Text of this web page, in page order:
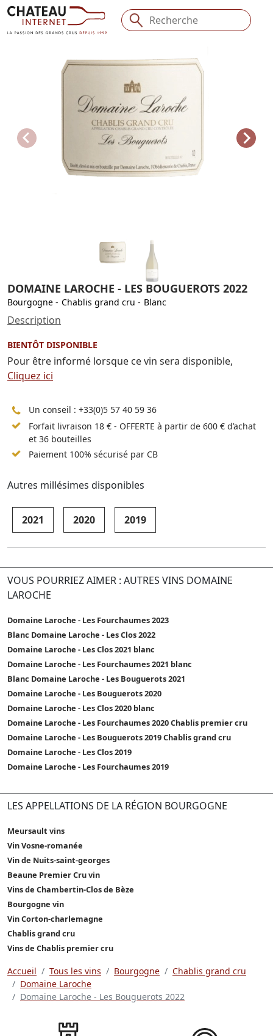
DOMAINE LAROCHE - LES BOUGUEROTS 2022
Bourgogne - Chablis grand cru - Blanc
Description
BIENTÔT DISPONIBLE
Pour être informé lorsque ce vin sera disponible,
Cliquez ici
Un conseil : +33(0)5 57 40 59 36
Forfait livraison 18 € - OFFERTE à partir de 600 € d’achat
et 36 bouteilles
Paiement 100% sécurisé par CB
Autres millésimes disponibles
2021 2020 2019
VOUS POURRIEZ AIMER : AUTRES VINS DOMAINE
LAROCHE
Domaine Laroche - Les Fourchaumes 2023
Blanc Domaine Laroche - Les Clos 2022
Domaine Laroche - Les Clos 2021 blanc
Domaine Laroche - Les Fourchaumes 2021 blanc
Blanc Domaine Laroche - Les Bouguerots 2021
Domaine Laroche - Les Bouguerots 2020
Domaine Laroche - Les Clos 2020 blanc
Domaine Laroche - Les Fourchaumes 2020 Chablis premier cru
Domaine Laroche - Les Bouguerots 2019 Chablis grand cru
Domaine Laroche - Les Clos 2019
Domaine Laroche - Les Fourchaumes 2019
LES APPELLATIONS DE LA RÉGION BOURGOGNE
Meursault vins
Vin Vosne-romanée
Vin de Nuits-saint-georges
Beaune Premier Cru vin
Vins de Chambertin-Clos de Bèze
Bourgogne vin
Vin Corton-charlemagne
Chablis grand cru
Vins de Chablis premier cru
Accueil Tous les vins Bourgogne
Chablis grand cru
Domaine Laroche
Domaine Laroche - Les Bouguerots 2022